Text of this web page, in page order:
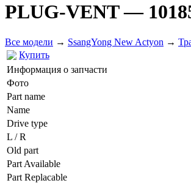
PLUG-VENT—
Все модели → SsangYong New Actyon →
Купить
Информация о запчасти
Фото
Part name
Name
Drive type
L / R
Old part
Part Available
Part Replacable